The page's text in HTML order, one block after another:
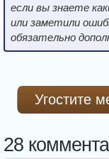
если вы знаете
или заметили
обязательно
Угостите
28